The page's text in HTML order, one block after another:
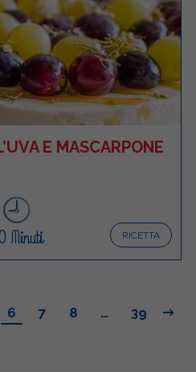
E MASCARPONE
RICETTA
Minuti
6 7 8 … 39